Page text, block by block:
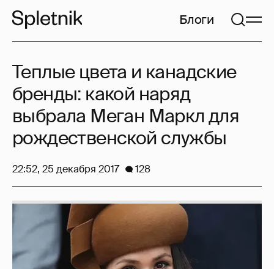
Блоги
Теплые цвета и канадские
бренды: какой наряд
выбрала Меган Маркл для
рождественской службы
22:52, 25 декабря 2017 128